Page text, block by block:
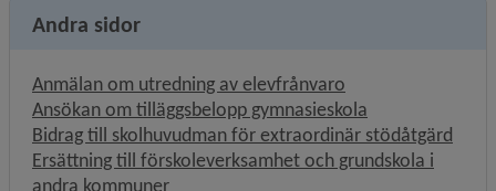
Andra sidor
Anmälan om utredning av elevfrånvaro
Ansökan om tilläggsbelopp gymnasieskola
Bidrag till skolhuvudman för extraordinär stödåtgärd
Ersättning till förskoleverksamhet och grundskola i
andra kommuner